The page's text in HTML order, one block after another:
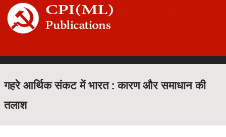
Skip
main
Main
navigation
गहरे आर्थिक संकट में भारत : कारण और समाधान की
तलाश